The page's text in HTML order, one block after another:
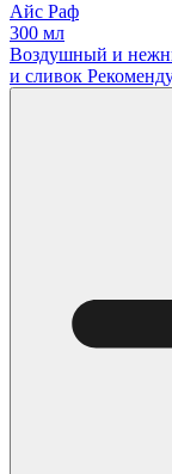
Айс Раф
300 мл
Воздушный и
и сливок